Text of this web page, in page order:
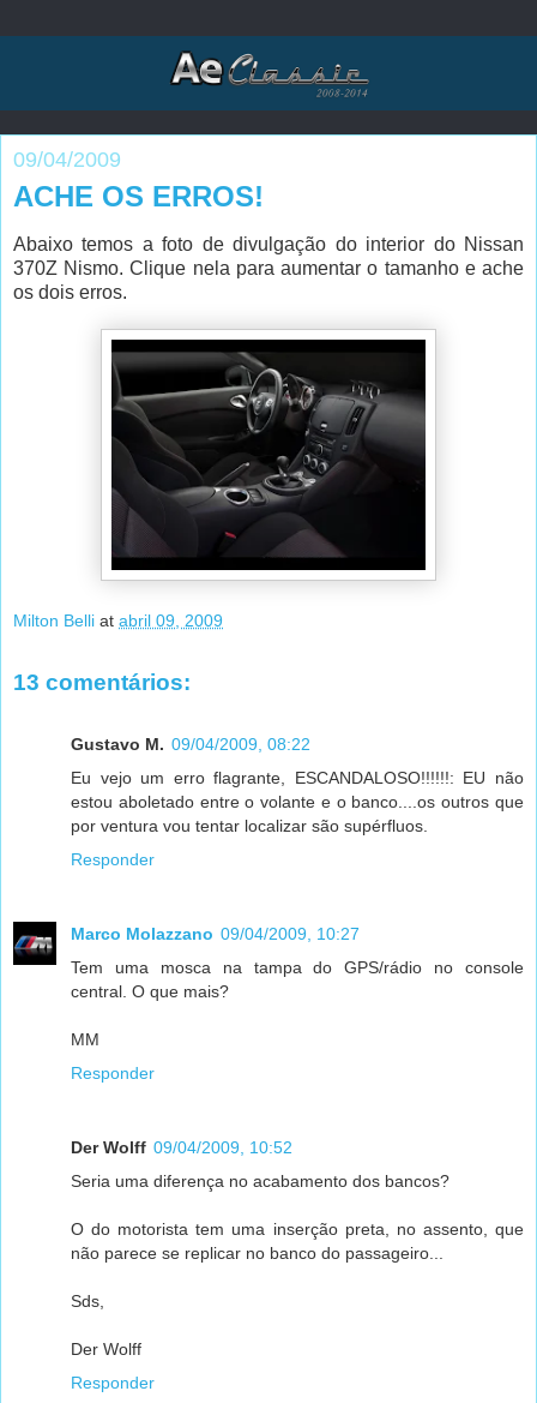
09/04/2009
ACHE OS ERROS!
Abaixo temos a foto de divulgação do interior do Nissan
370Z Nismo. Clique nela para aumentar o tamanho e ache
os dois erros.
Milton Belli at abril 09, 2009
13 comentários:
Gustavo M. 09/04/2009, 08:22
Eu vejo um erro flagrante, ESCANDALOSO!!!!!!: EU não
estou aboletado entre o volante e o banco....os outros que
por ventura vou tentar localizar são supérfluos.
Responder
Marco Molazzano 09/04/2009, 10:27
Tem uma mosca na tampa do GPS/rádio no console
central. O que mais?
MM
Responder
Der Wolff 09/04/2009, 10:52
Seria uma diferença no acabamento dos bancos?
O do motorista tem uma inserção preta, no assento, que
não parece se replicar no banco do passageiro...
Sds,
Der Wolff
Responder